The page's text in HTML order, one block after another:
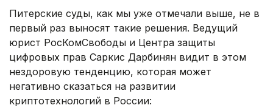
Питерские суды, как мы уже отмечали выше, не в
первый раз выносят такие решения. Ведущий
юрист РосКомСвободы и Центра защиты
цифровых прав Саркис Дарбинян видит в этом
нездоровую тенденцию, которая может
негативно сказаться на развитии
криптотехнологий в России: